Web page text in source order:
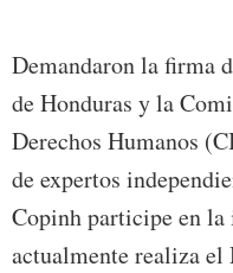
Demandaron la firma
de Honduras y la
Derechos Humanos
de expertos
Copinh participe en la
actualmente realiza